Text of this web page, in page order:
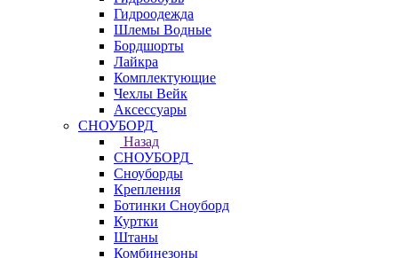
Гидроодежда
Шлемы Водные
Бордшорты
Лайкра
Комплектующие
Чехлы Вейк
Аксессуары
СНОУБОРД
Назад
СНОУБОРД
Сноуборды
Крепления
Ботинки Сноуборд
Куртки
Штаны
Комбинезоны